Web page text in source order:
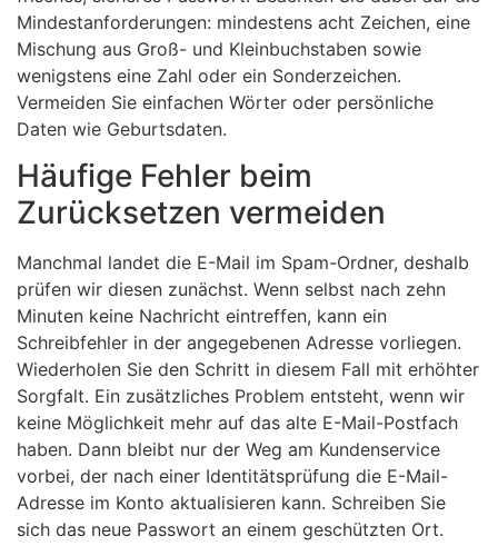
Mindestanforderungen: mindestens acht Zeichen, eine
Mischung aus Groß- und Kleinbuchstaben sowie
wenigstens eine Zahl oder ein Sonderzeichen.
Vermeiden Sie einfachen Wörter oder persönliche
Daten wie Geburtsdaten.
Häufige Fehler beim
Zurücksetzen vermeiden
Manchmal landet die E-Mail im Spam-Ordner, deshalb
prüfen wir diesen zunächst. Wenn selbst nach zehn
Minuten keine Nachricht eintreffen, kann ein
Schreibfehler in der angegebenen Adresse vorliegen.
Wiederholen Sie den Schritt in diesem Fall mit erhöhter
Sorgfalt. Ein zusätzliches Problem entsteht, wenn wir
keine Möglichkeit mehr auf das alte E-Mail-Postfach
haben. Dann bleibt nur der Weg am Kundenservice
vorbei, der nach einer Identitätsprüfung die E-Mail-
Adresse im Konto aktualisieren kann. Schreiben Sie
sich das neue Passwort an einem geschützten Ort.